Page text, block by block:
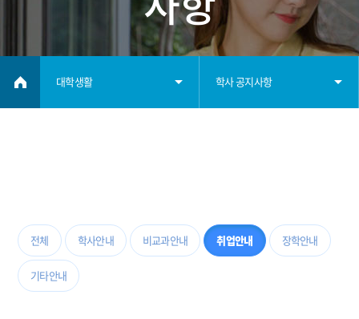
대학생활
대학생활
진로취업안내
학사 공지사항
공모전
전체 학사안내 비교과안내 취업안내 장학안내
기타안내